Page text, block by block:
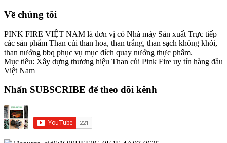
Về chúng tôi
PINK FIRE VIỆT NAM là đơn vị có Nhà máy Sản xuất Trực tiếp
các sản phẩm Than củi than hoa, than trắng, than sạch không khói,
than nướng bbq phục vụ mục đích quay nướng thực phẩm.
Mục tiêu: Xây dựng thương hiệu Than củi Pink Fire uy tín hàng đầu
Việt Nam
Nhấn SUBSCRIBE để theo dõi kênh